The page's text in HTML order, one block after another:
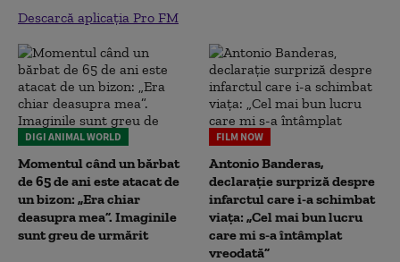
Descarcă aplicația Pro FM
DIGI ANIMAL WORLD
Momentul când un bărbat
de 65 de ani este atacat de
un bizon: „Era chiar
deasupra mea”. Imaginile
sunt greu de urmărit
FILM NOW
Antonio Banderas,
declarație surpriză despre
infarctul care i-a schimbat
viața: „Cel mai bun lucru
care mi s-a întâmplat
vreodată”